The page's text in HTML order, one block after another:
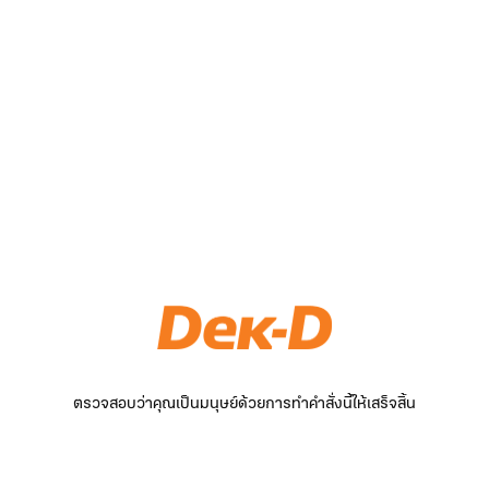
ตรวจสอบว่าคุณเป็นมนุษย์ด้วยการทำคำสั่งนี้ให้เสร็จสิ้น